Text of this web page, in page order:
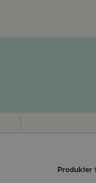
Produkter